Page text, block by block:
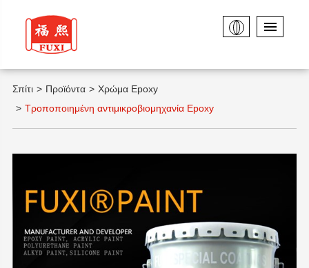
Σπίτι Προϊόντα
Χρώμα Epoxy
Τροποποιημένη αντιμικροβιομηχανία Epoxy